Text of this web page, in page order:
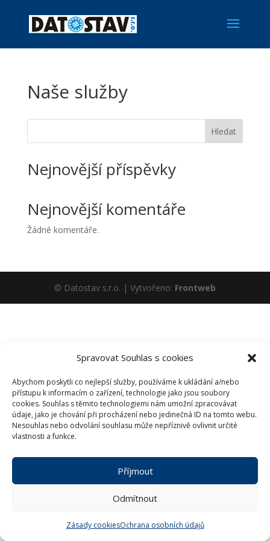
Spravovat Souhlas s cookies
Abychom poskytli co nejlepší služby, používáme k ukládání a/nebo
přístupu k informacím o zařízení, technologie jako jsou soubory
cookies. Souhlas s těmito technologiemi nám umožní zpracovávat
údaje, jako je chování při procházení nebo jedinečná ID na tomto webu.
Nesouhlas nebo odvolání souhlasu může nepříznivě ovlivnit určité
vlastnosti a funkce.
Příjmout
Odmítnout
Zásady cookiesOchrana osobních údajů
Naše služby
Hledat
Nejnovější příspěvky
Nejnovější komentáře
Žádné komentáře.
© Datostav s.r.o. | Vytvořeno: Frontweb